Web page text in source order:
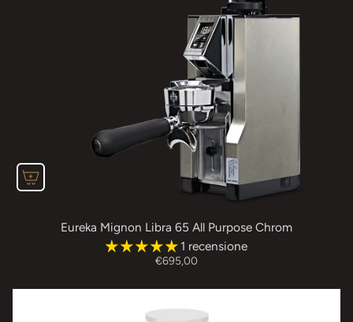
Eureka Mignon Libra 65 All Purpose Chrom
1 recensione
€695,00